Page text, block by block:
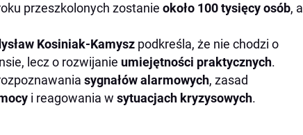
przeszkolonych zostanie około 100 tysięcy osób, a
Kosiniak-Kamysz podkreśla, że nie chodzi o
lecz o rozwijanie umiejętności praktycznych.
sygnałów alarmowych, zasad
i reagowania w sytuacjach kryzysowych.